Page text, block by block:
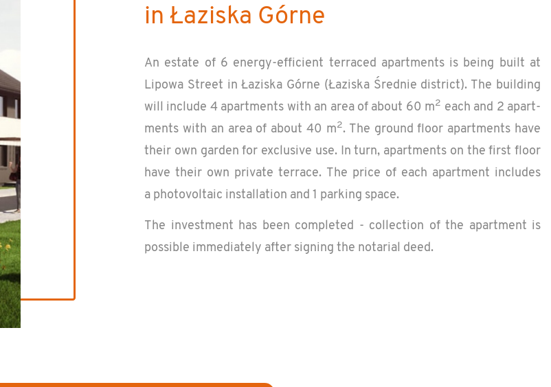
in Łaziska Górne
An es­tate of 6 en­ergy-ef­fi­cient ter­raced apart­ments is being built at
Lipowa Street in Łaziska Górne (Łaziska Śred­nie dis­trict). The build­ing
will in­clude 4 apart­ments with an area of about 60 m2 each and 2 apart­
ments with an area of about 40 m2. The ground floor apart­ments have
their own gar­den for ex­clu­sive use. In turn, apart­ments on the first floor
have their own pri­vate ter­race. The price of each apart­ment in­cludes
a pho­to­voltaic in­stal­la­tion and 1 park­ing space.
The in­vest­ment has been com­pleted - col­lec­tion of the apart­ment is
pos­si­ble im­me­di­ately after sign­ing the no­tar­ial deed.